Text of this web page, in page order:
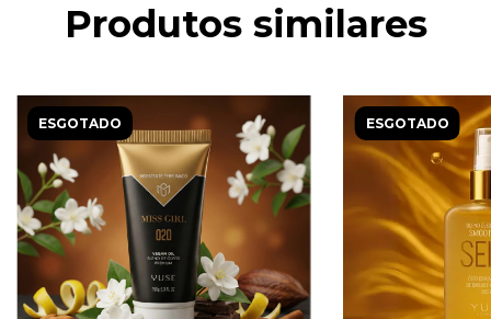
Produtos similares
ESGOTADO ESGOTADO